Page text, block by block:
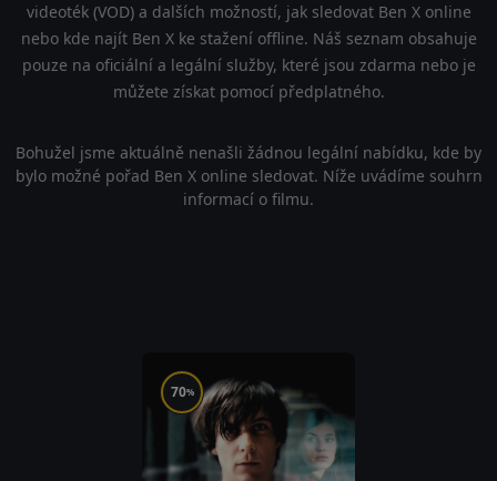
videoték (VOD) a dalších možností, jak sledovat Ben X online
nebo kde najít Ben X ke stažení offline. Náš seznam obsahuje
pouze na oficiální a legální služby, které jsou zdarma nebo je
můžete získat pomocí předplatného.
Bohužel jsme aktuálně nenašli žádnou legální nabídku, kde by
bylo možné pořad Ben X online sledovat. Níže uvádíme souhrn
informací o filmu.
70%